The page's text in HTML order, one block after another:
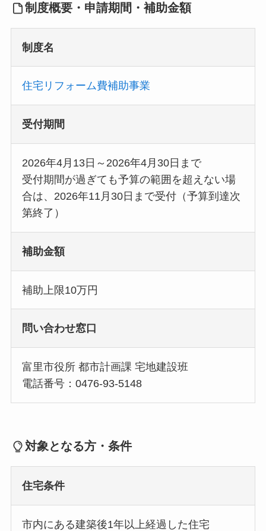
制度概要・申請期間・補助金額
制度名
住宅リフォーム費補助事業
受付期間
2026年4月13日～2026年4月30日まで
受付期間が過ぎても予算の範囲を超えない場
合は、2026年11月30日まで受付（予算到達次
第終了）
補助金額
補助上限10万円
問い合わせ窓口
富里市役所 都市計画課 宅地建設班
電話番号：0476-93-5148
対象となる方・条件
住宅条件
市内にある建築後1年以上経過した住宅